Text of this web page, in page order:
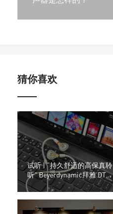
猜你喜欢
试听 | “持久舒适的高保真聆
听” Beyerdynamic拜雅 DT
30 IE 入耳式监听耳机